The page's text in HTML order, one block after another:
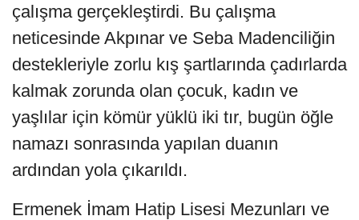
çalışma gerçekleştirdi. Bu çalışma
neticesinde Akpınar ve Seba Madenciliğin
destekleriyle zorlu kış şartlarında çadırlarda
kalmak zorunda olan çocuk, kadın ve
yaşlılar için kömür yüklü iki tır, bugün öğle
namazı sonrasında yapılan duanın
ardından yola çıkarıldı.
Ermenek İmam Hatip Lisesi Mezunları ve